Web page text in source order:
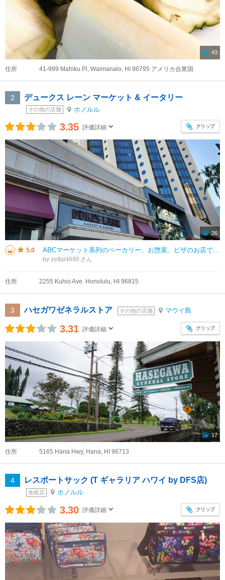
43
住所 41-999 Mahiku Pl, Waimanalo, HI 96795 アメリカ合衆国
2 デュークス レーン マーケット & イータリー
その他の店舗 ホノルル
3.35 評価詳細 クリップ
26
5.0 ABCマーケット系列のベーカリー、お惣菜、ピザのお店です。 ピザは注文してから焼いてくれて、ポキも希望の量を量り売りしてくれます。 ABCマーケットも併設しているので、サラダ、カットフルーツ、ビールやお土産も便利に揃い
by zettai4690
住所 2255 Kuhio Ave. Honolulu, HI 96815
3 ハセガワゼネラルストア その他の店舗 マウイ島
3.31 評価詳細 クリップ
17
住所 5165 Hana Hwy, Hana, HI 96713
4 レスポートサック (T ギャラリア ハワイ by DFS店)
免税店 ホノルル
3.30 評価詳細 クリップ